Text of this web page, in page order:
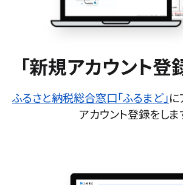
「新規アカウント登
ふるさと納税総合窓口「ふるまど」
アカウント登録をしま